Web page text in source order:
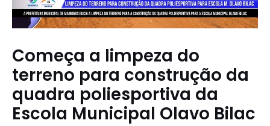
Começa a limpeza do
terreno para construção da
quadra poliesportiva da
Escola Municipal Olavo Bilac